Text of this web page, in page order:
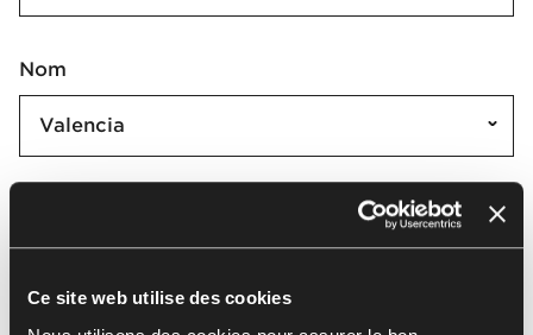
Ce site web utilise des cookies
Nom
Valencia